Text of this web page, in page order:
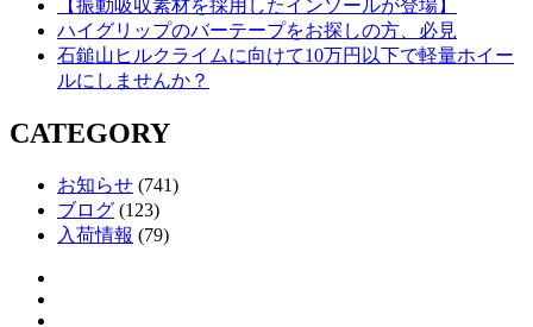
【振動吸収素材を採用したインソールが登場】
ハイグリップのバーテープをお探しの方、必見
石鎚山ヒルクライムに向けて10万円以下で軽量ホイー
ルにしませんか？
CATEGORY
お知らせ (741)
ブログ (123)
入荷情報 (79)